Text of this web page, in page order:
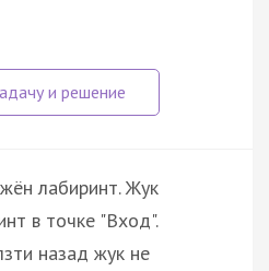
лабиринт. Жук
в точке "Вход".
назад жук не